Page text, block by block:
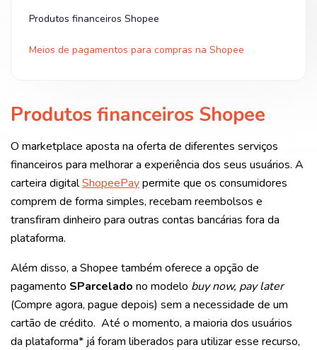
Produtos financeiros Shopee
Meios de pagamentos para compras na Shopee
Produtos financeiros Shopee
O marketplace aposta na oferta de diferentes serviços
financeiros para melhorar a experiência dos seus usuários. A
carteira digitalShopeePaypermite que os consumidores
comprem de forma simples, recebam reembolsos e
transfiram dinheiro para outras contas bancárias fora da
plataforma.
Além disso, a Shopee também oferece a opção de
pagamento SParcelado no modelo buy now, pay later
(Compre agora, pague depois) sem a necessidade de um
cartão de crédito. Até o momento, a maioria dos usuários
da plataforma* já foram liberados para utilizar esse recurso,